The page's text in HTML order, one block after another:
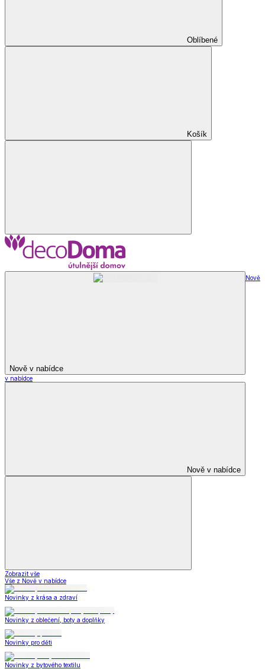
Oblíbené
Košík
Nově v nabídce
Nově
v nabídce
Nově v nabídce
Zobrazit vše
Vše z Nově v nabídce
Novinky z krása a zdraví
Novinky z oblečení, boty a doplňky
Novinky pro děti
Novinky z bytového textilu